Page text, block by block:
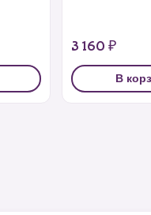
3 160 ₽
В